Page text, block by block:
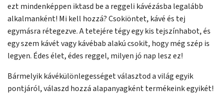
ezt mindenképpen iktasd be a reggeli kávézásba legalább
alkalmanként! Mi kell hozzá? Csokiöntet, kávé és tej
egymásra rétegezve. A tetejére tégy egy kis tejszínhabot, és
egy szem kávét vagy kávébab alakú csokit, hogy még szép is
legyen. Édes élet, édes reggel, milyen jó nap lesz ez!
Bármelyik kávékülönlegességet választod a világ egyik
pontjáról, válaszd hozzá alapanyagként termékeink egyikét!